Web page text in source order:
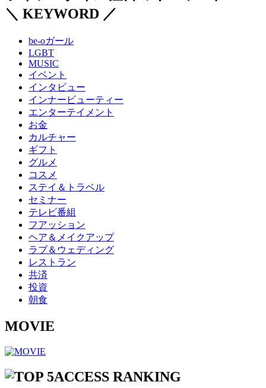
＼ KEYWORD ／
be-oガール
LGBT
MUSIC
イベント
インタビュー
インナービューティー
エンターテイメント
お金
カルチャー
ギフト
グルメ
コスメ
ステイ＆トラベル
セミナー
テレビ番組
フアッション
ヘア＆メイクアップ
ラブ＆ウェディング
レストラン
共済
投資
朝食
MOVIE
ACCESS RANKING